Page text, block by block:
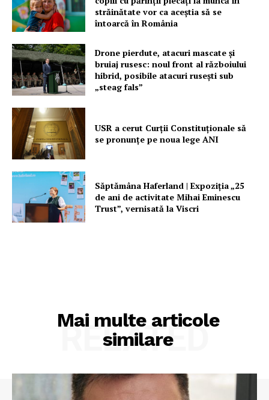
străinătate vor ca aceștia să se
întoarcă în România
Drone pierdute, atacuri mascate și
bruiaj rusesc: noul front al războiului
hibrid, posibile atacuri rusești sub
„steag fals”
USR a cerut Curții Constituționale să
se pronunțe pe noua lege ANI
Săptămâna Haferland | Expoziţia „25
de ani de activitate Mihai Eminescu
Trust”, vernisată la Viscri
Mai multe articole
similare
RELATED